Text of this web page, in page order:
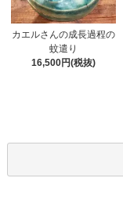
カエルさんの成長過程の
蚊遣り
16,500円(税抜)